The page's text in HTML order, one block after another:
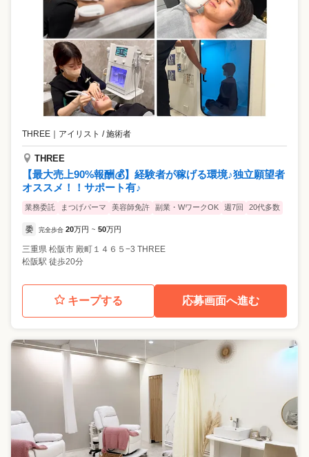
THREE ｜ アイリスト / 施術者
THREE
【最大売上90%報酬💰】経験者が稼げる環境♪独立願望者
オススメ！！サポート有♪
業務委託 まつげパーマ 美容師免許 副業・WワークOK 週7回 20代多数
委 完全歩合 20万円 ~ 50万円
三重県 松阪市 殿町１４６５−3 THREE
松阪駅 徒歩20分
キープする 応募画面へ進む